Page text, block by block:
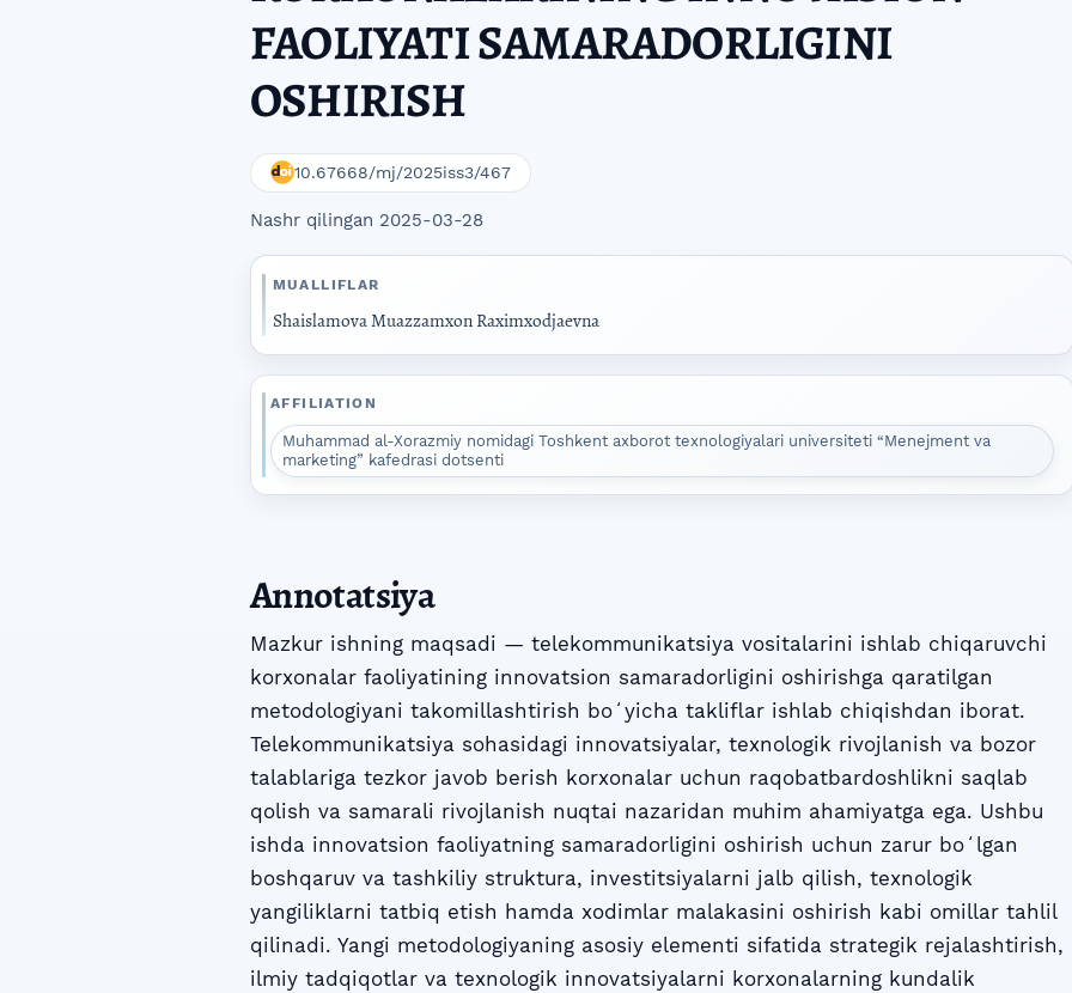
FAOLIYATI SAMARADORLIGINI
OSHIRISH
10.67668/mj/2025iss3/467
Nashr qilingan 2025-03-28
MUALLIFLAR
Shaislamova Muazzamxon Raximxodjaevna
AFFILIATION
Muhammad al-Xorazmiy nomidagi Toshkent axborot texnologiyalari universiteti “Menejment va
marketing” kafedrasi dotsenti
Annotatsiya
Mazkur ishning maqsadi — telekommunikatsiya vositalarini ishlab chiqaruvchi
korxonalar faoliyatining innovatsion samaradorligini oshirishga qaratilgan
metodologiyani takomillashtirish boʻyicha takliflar ishlab chiqishdan iborat.
Telekommunikatsiya sohasidagi innovatsiyalar, texnologik rivojlanish va bozor
talablariga tezkor javob berish korxonalar uchun raqobatbardoshlikni saqlab
qolish va samarali rivojlanish nuqtai nazaridan muhim ahamiyatga ega. Ushbu
ishda innovatsion faoliyatning samaradorligini oshirish uchun zarur boʻlgan
boshqaruv va tashkiliy struktura, investitsiyalarni jalb qilish, texnologik
yangiliklarni tatbiq etish hamda xodimlar malakasini oshirish kabi omillar tahlil
qilinadi. Yangi metodologiyaning asosiy elementi sifatida strategik rejalashtirish,
ilmiy tadqiqotlar va texnologik innovatsiyalarni korxonalarning kundalik